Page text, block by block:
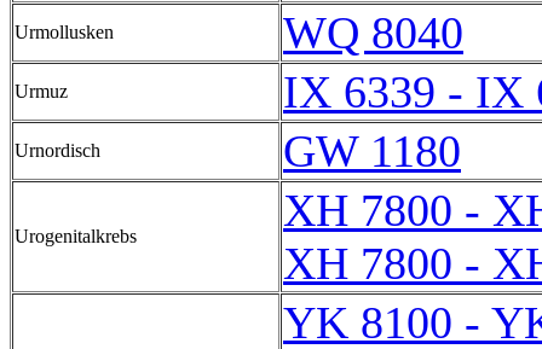
Urmollusken WQ 8040
Urmuz IX 6339 - IX
Urnordisch GW 1180
Urogenitalkrebs
XH 7800 -
XH 7800 -
YK 8100 -